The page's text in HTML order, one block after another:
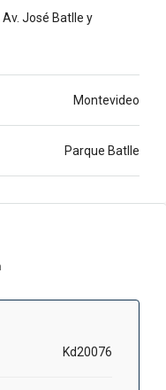
Av. José Batlle y
Montevideo
Parque Batlle
Kd20076